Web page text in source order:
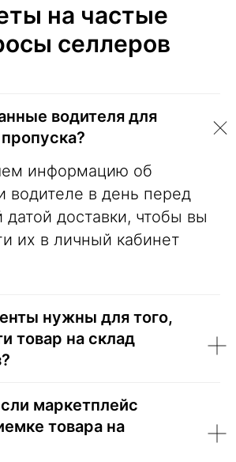
на частые
селлеров
водителя для
информацию об
водителе в день перед
доставки, чтобы вы
их в личный кабинет
нужны для того,
товар на склад
маркетплейс
товара на